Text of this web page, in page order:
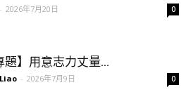
- 2026年7月20日 0
題】用意志力丈量...
- 2026年7月9日 0